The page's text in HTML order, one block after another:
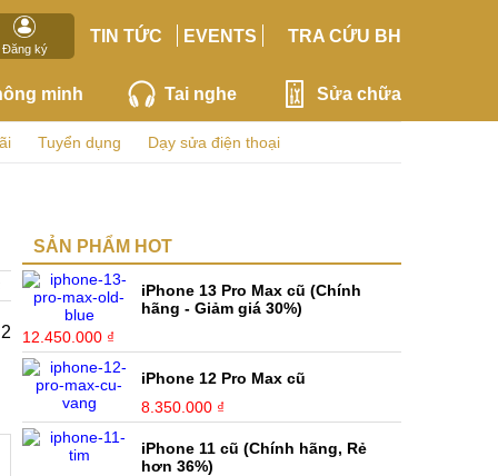
Đăng ký
TIN TỨC EVENTS TRA CỨU BH
minh Tai nghe Sửa chữa
Tuyển dụng Dạy sửa điện thoại
SẢN PHẨM HOT
iPhone 13 Pro Max cũ (Chính
hãng - Giảm giá 30%)
12.450.000 ₫
iPhone 12 Pro Max cũ
8.350.000 ₫
iPhone 11 cũ (Chính hãng, Rẻ
hơn 36%)